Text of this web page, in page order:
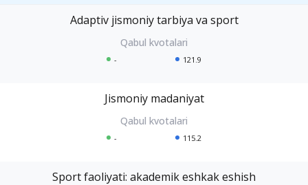
Adaptiv jismoniy tarbiya va sport
- 121.9
Jismoniy madaniyat
- 115.2
Sport faoliyati: akademik eshkak eshish